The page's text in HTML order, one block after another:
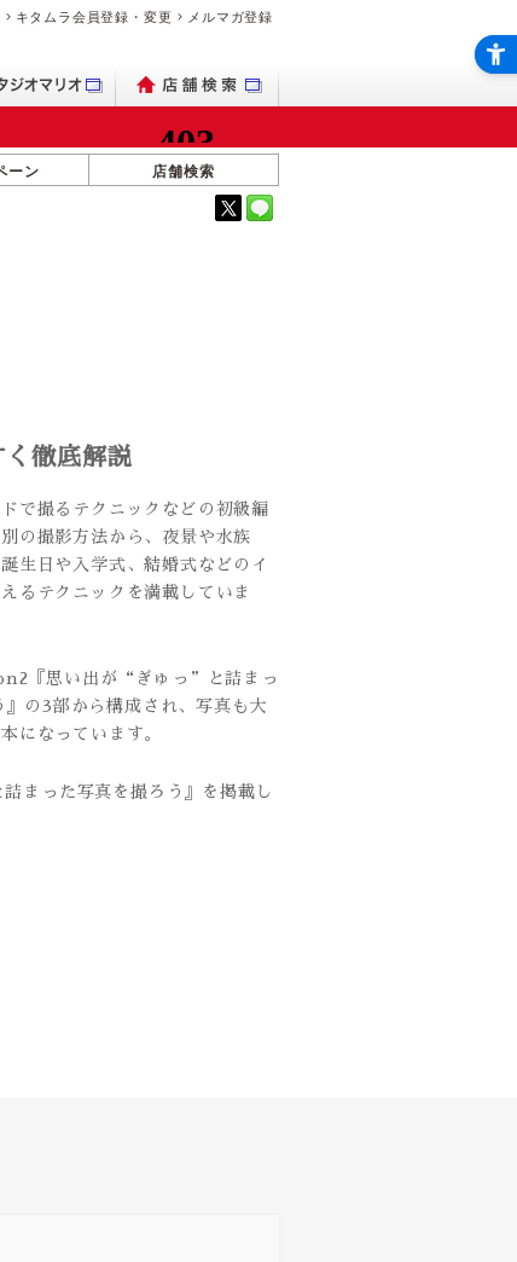
キタムラ会員登録・変更 メルマガ登録
ーン 店舗検索
徹底解説
で撮るテクニックなどの初級編
の撮影方法から、夜景や水族
生日や入学式、結婚式などのイ
るテクニックを満載していま
『思い出が“ぎゅっ”と詰まっ
の3部から構成され、写真も大
になっています。
まった写真を撮ろう』を掲載し